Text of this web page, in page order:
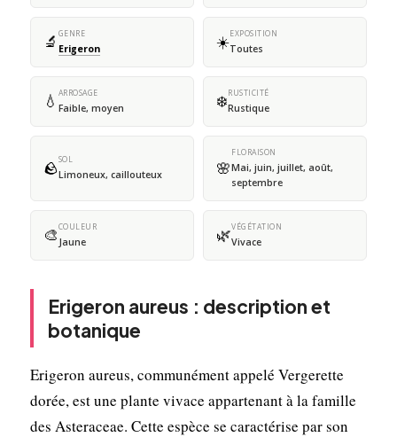
🔬 GENRE
Erigeron ☀️EXPOSITION
Toutes
💧 ARROSAGE
Faible, moyen ❄️RUSTICITÉ
Rustique
🪨SOL
Limoneux, caillouteux 🌸
FLORAISON
Mai, juin, juillet, août,
septembre
🎨COULEUR
Jaune 🌿VÉGÉTATION
Vivace
Erigeron aureus : description et
botanique
Erigeron aureus, communément appelé Vergerette
dorée, est une plante vivace appartenant à la famille
des Asteraceae. Cette espèce se caractérise par son